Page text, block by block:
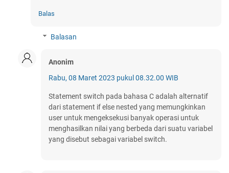
Balas
Balasan
Anonim
Rabu, 08 Maret 2023 pukul 08.32.00 WIB
Statement switch pada bahasa C adalah alternatif
dari statement if else nested yang memungkinkan
user untuk mengeksekusi banyak operasi untuk
menghasilkan nilai yang berbeda dari suatu variabel
yang disebut sebagai variabel switch.